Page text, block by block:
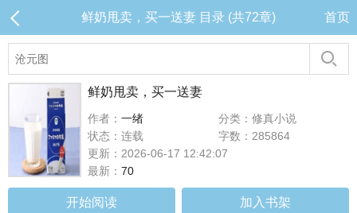
鲜奶甩卖，买一送妻 目录 (共72章) 首页
鲜奶甩卖，买一送妻
作者： 一绪
分类：修真小说
状态：连载
字数：285864
更新：2026-06-17 12:42:07
最新： 70
开始阅读 加入书架